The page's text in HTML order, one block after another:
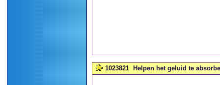
1023821 Helpen het geluid te